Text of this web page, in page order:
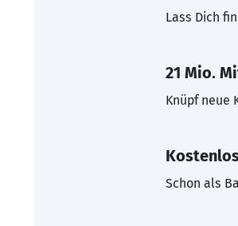
Lass Dich
21 Mio.
Knüpf neue
Schon als